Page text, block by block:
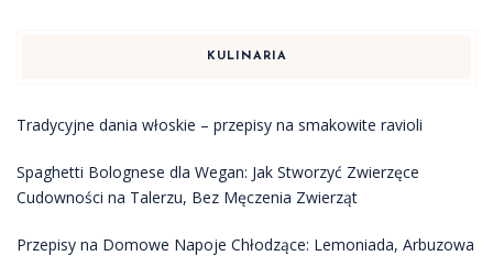
KULINARIA
Tradycyjne dania włoskie – przepisy na smakowite ravioli
Spaghetti Bolognese dla Wegan: Jak Stworzyć Zwierzęce
Cudowności na Talerzu, Bez Męczenia Zwierząt
Przepisy na Domowe Napoje Chłodzące: Lemoniada, Arbuzowa